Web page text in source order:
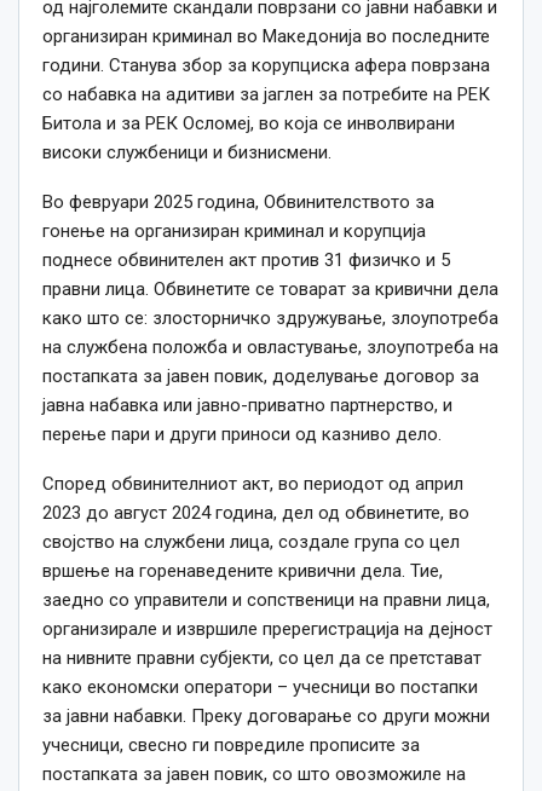
од најголемите скандали поврзани со јавни набавки и
организиран криминал во Македонија во последните
години. Станува збор за корупциска афера поврзана
со набавка на адитиви за јаглен за потребите на РЕК
Битола и за РЕК Осломеј, во која се инволвирани
високи службеници и бизнисмени.
Во февруари 2025 година, Обвинителството за
гонење на организиран криминал и корупција
поднесе обвинителен акт против 31 физичко и 5
правни лица. Обвинетите се товарат за кривични дела
како што се: злосторничко здружување, злоупотреба
на службена положба и овластување, злоупотреба на
постапката за јавен повик, доделување договор за
јавна набавка или јавно-приватно партнерство, и
перење пари и други приноси од казниво дело.
Според обвинителниот акт, во периодот од април
2023 до август 2024 година, дел од обвинетите, во
својство на службени лица, создале група со цел
вршење на горенаведените кривични дела. Тие,
заедно со управители и сопственици на правни лица,
организирале и извршиле пререгистрација на дејност
на нивните правни субјекти, со цел да се претстават
како економски оператори – учесници во постапки
за јавни набавки. Преку договарање со други можни
учесници, свесно ги повредиле прописите за
постапката за јавен повик, со што овозможиле на